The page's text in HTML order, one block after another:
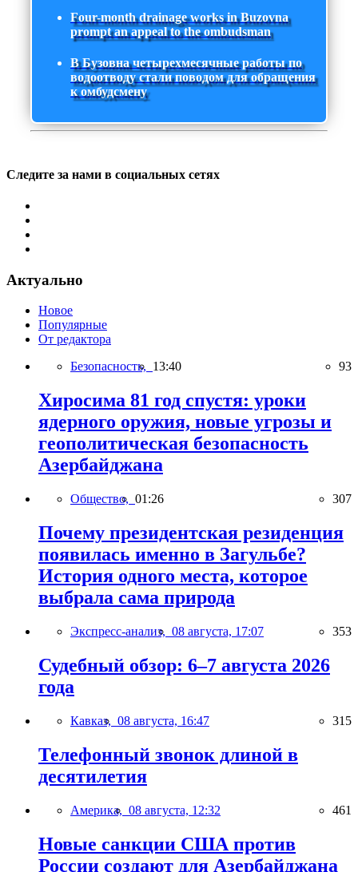
Four-month drainage works in Buzovna
prompt an appeal to the ombudsman
В Бузовна четырехмесячные работы по
водоотводу стали поводом для обращения
к омбудсмену
Следите за нами в социальных сетях
Актуально
Новое
Популярные
От редактора
Безопасность, 13:40 93
Хиросима 81 год спустя: уроки
ядерного оружия, новые угрозы и
геополитическая безопасность
Азербайджана
Общество, 01:26 307
Почему президентская резиденция
появилась именно в Загульбе?
История одного места, которое
выбрала сама природа
Экспресс-анализ, 08 августа, 17:07 353
Судебный обзор: 6–7 августа 2026
года
Кавказ, 08 августа, 16:47 315
Телефонный звонок длиной в
десятилетия
Америка, 08 августа, 12:32 461
Новые санкции США против
России создают для Азербайджана